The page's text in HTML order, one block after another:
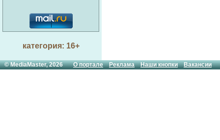
категория: 16+
© MediaMaster, 2026О портале Реклама Наши кнопки Вакансии